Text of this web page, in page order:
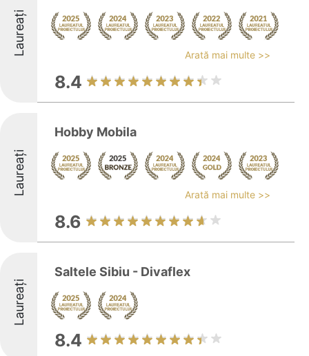
Laureați Arată mai multe >>
8.4
Laureați
Hobby Mobila
Arată mai multe >>
8.6
Laureați
Saltele Sibiu - Divaflex
8.4